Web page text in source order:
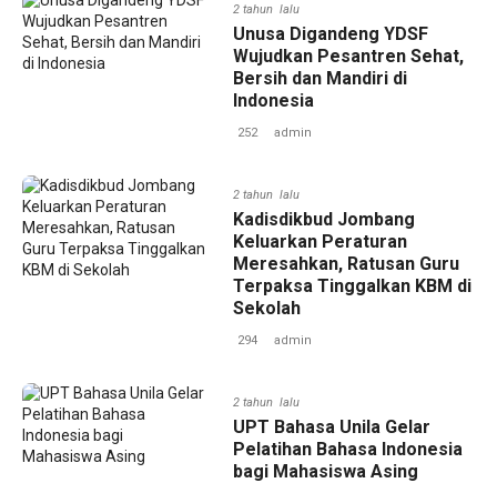
2 tahun lalu
Unusa Digandeng YDSF
Wujudkan Pesantren Sehat,
Bersih dan Mandiri di
Indonesia
252 admin
2 tahun lalu
Kadisdikbud Jombang
Keluarkan Peraturan
Meresahkan, Ratusan Guru
Terpaksa Tinggalkan KBM di
Sekolah
294 admin
2 tahun lalu
UPT Bahasa Unila Gelar
Pelatihan Bahasa Indonesia
bagi Mahasiswa Asing